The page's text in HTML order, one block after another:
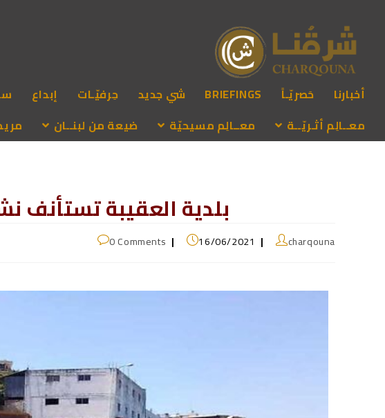
أخبارنا حَصريّـاً BRIEFINGS شي جديد حِرفيّـات إبداع
معــالِم أثـريّــة
معــالِم مسيحيّة ضيعة من لبنــان
بلدية العقيبة تستأنف
charqouna
16/06/2021
0 Comments